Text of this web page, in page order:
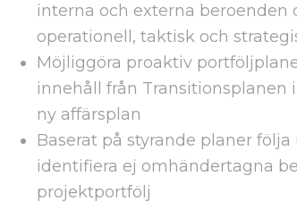
interna och externa beroenden
operationell, taktisk och
Möjliggöra proaktiv
innehåll från Transitionsplanen
ny affärsplan
Baserat på styrande planer följa
identifiera ej omhändertagna
projektportfölj